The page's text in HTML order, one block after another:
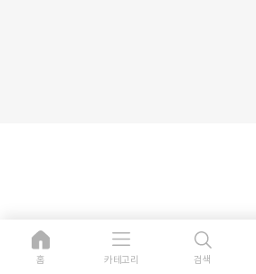
홈 카테고리 검색